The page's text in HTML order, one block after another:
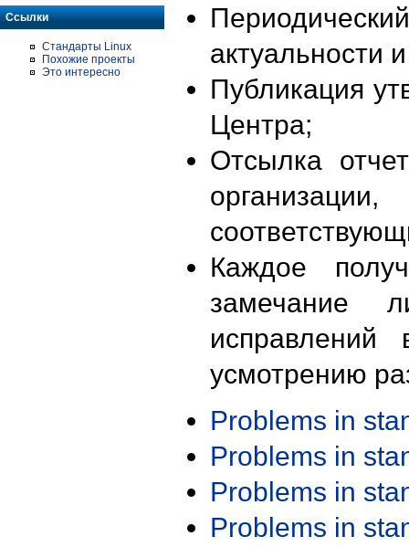
Ссылки
Стандарты Linux
Похожие проекты
Это интересно
актуальности
Публикация
Центра;
Отсылка
Каждое
замечание
исправлений
усмотрению
Problems in
Problems in
Problems in
Problems in